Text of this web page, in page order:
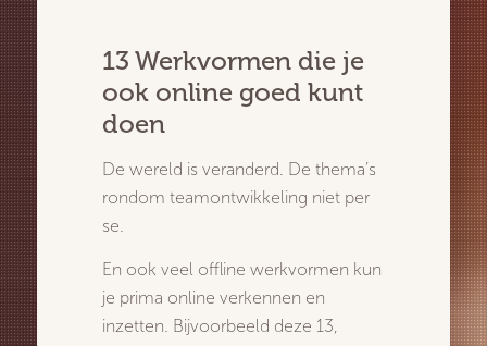
13 Werkvormen die je
ook online goed kunt
doen
De wereld is veranderd. De thema’s
rondom teamontwikkeling niet per
se.
En ook veel offline werkvormen kun
je prima online verkennen en
inzetten. Bijvoorbeeld deze 13,